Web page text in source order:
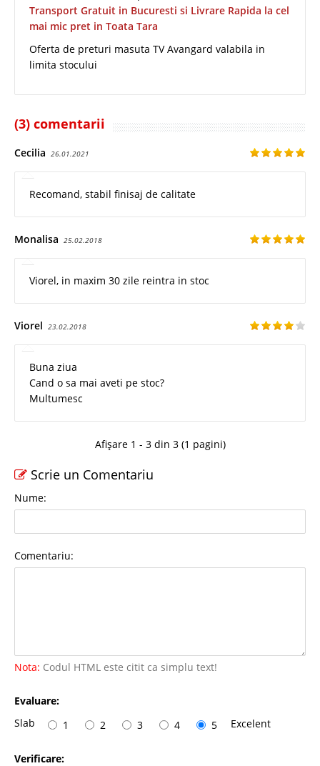
Transport Gratuit in Bucuresti si Livrare Rapida la cel
mai mic pret in Toata Tara
Oferta de preturi masuta TV Avangard valabila in
limita stocului
(3) comentarii
Cecilia 26.01.2021
Recomand, stabil finisaj de calitate
Monalisa 25.02.2018
Viorel, in maxim 30 zile reintra in stoc
Viorel 23.02.2018
Buna ziua
Cand o sa mai aveti pe stoc?
Multumesc
Afișare 1 - 3 din 3 (1 pagini)
Scrie un Comentariu
Nume:
Comentariu:
Nota: Codul HTML este citit ca simplu text!
Evaluare:
Slab
1 2 3 4 5 Excelent
Verificare: